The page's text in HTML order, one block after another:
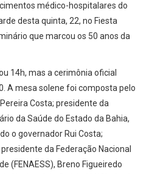
médico-hospitalares do
desta quinta, 22, no Fiesta
que marcou os 50 anos da
14h, mas a cerimônia oficial
A mesa solene foi composta pelo
Costa; presidente da
da Saúde do Estado da Bahia,
o governador Rui Costa;
da Federação Nacional
(FENAESS), Breno Figueiredo